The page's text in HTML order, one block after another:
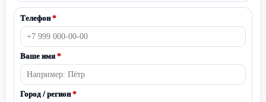
Телефон*
Ваше имя*
Город / регион*